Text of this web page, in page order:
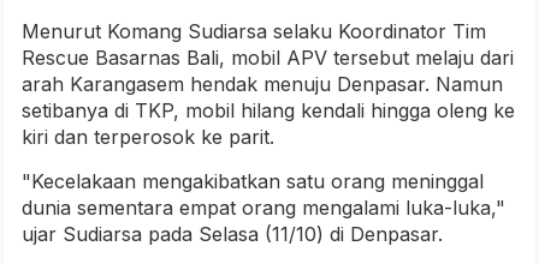
Menurut Komang Sudiarsa selaku Koordinator Tim
Rescue Basarnas Bali, mobil APV tersebut melaju dari
arah Karangasem hendak menuju Denpasar. Namun
setibanya di TKP, mobil hilang kendali hingga oleng ke
kiri dan terperosok ke parit.
"Kecelakaan mengakibatkan satu orang meninggal
dunia sementara empat orang mengalami luka-luka,"
ujar Sudiarsa pada Selasa (11/10) di Denpasar.